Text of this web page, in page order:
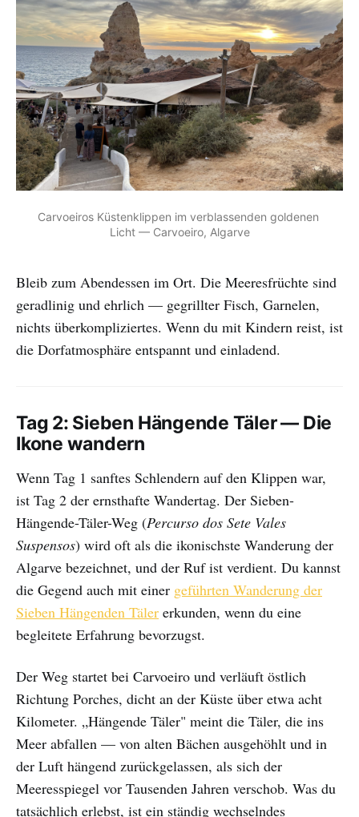
Carvoeiros Küstenklippen im verblassenden goldenen
Licht — Carvoeiro, Algarve
Bleib zum Abendessen im Ort. Die Meeresfrüchte sind
geradlinig und ehrlich — gegrillter Fisch, Garnelen,
nichts überkompliziertes. Wenn du mit Kindern reist, ist
die Dorfatmosphäre entspannt und einladend.
Tag 2: Sieben Hängende Täler — Die
Ikone wandern
Wenn Tag 1 sanftes Schlendern auf den Klippen war,
ist Tag 2 der ernsthafte Wandertag. Der Sieben-
Hängende-Täler-Weg (Percurso dos Sete Vales
Suspensos) wird oft als die ikonischste Wanderung der
Algarve bezeichnet, und der Ruf ist verdient. Du kannst
die Gegend auch mit einer geführten Wanderung der
Sieben Hängenden Täler erkunden, wenn du eine
begleitete Erfahrung bevorzugst.
Der Weg startet bei Carvoeiro und verläuft östlich
Richtung Porches, dicht an der Küste über etwa acht
Kilometer. „Hängende Täler" meint die Täler, die ins
Meer abfallen — von alten Bächen ausgehöhlt und in
der Luft hängend zurückgelassen, als sich der
Meeresspiegel vor Tausenden Jahren verschob. Was du
tatsächlich erlebst, ist ein ständig wechselndes